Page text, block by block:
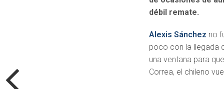
débil remate.
Alexis Sánchez no
poco con la llegada
una ventana para
Correa, el chileno